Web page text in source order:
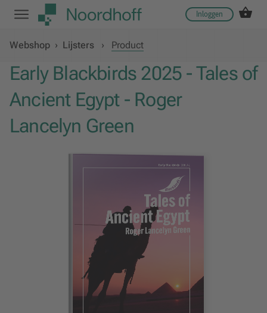
Inloggen
Webshop › Lijsters › Product
Early Blackbirds 2025 - Tales of
Ancient Egypt - Roger
Lancelyn Green